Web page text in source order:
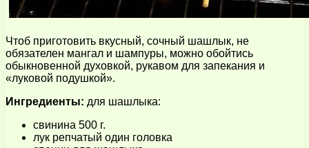
Чтоб приготовить вкусный, сочный шашлык, не
обязателен мангал и шампуры, можно обойтись
обыкновенной духовкой, рукавом для запекания и
«луковой подушкой».
Ингредиенты: для шашлыка:
свинина 500 г.
лук репчатый один головка